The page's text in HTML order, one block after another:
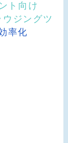
ト向け
ジングツ
率化